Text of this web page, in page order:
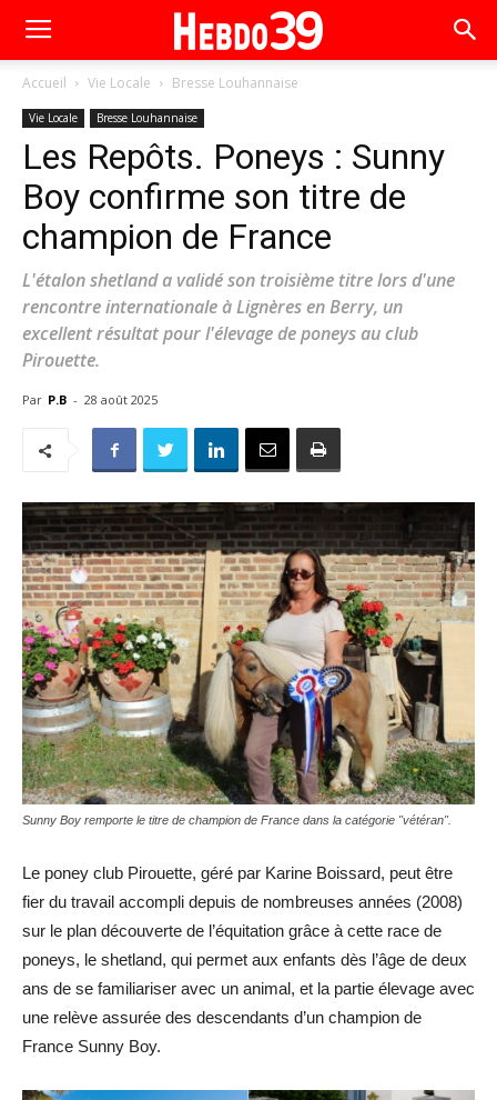
Accueil Vie Locale Bresse Louhannaise
Vie Locale Bresse Louhannaise
Les Repôts. Poneys : Sunny
Boy confirme son titre de
champion de France
L'étalon shetland a validé son troisième titre lors d'une
rencontre internationale à Lignères en Berry, un
excellent résultat pour l'élevage de poneys au club
Pirouette.
Par P.B - 28 août 2025
Sunny Boy remporte le titre de champion de France dans la catégorie "vétéran".
Le poney club Pirouette, géré par Karine Boissard, peut être
fier du travail accompli depuis de nombreuses années (2008)
sur le plan découverte de l’équitation grâce à cette race de
poneys, le shetland, qui permet aux enfants dès l’âge de deux
ans de se familiariser avec un animal, et la partie élevage avec
une relève assurée des descendants d’un champion de
France Sunny Boy.